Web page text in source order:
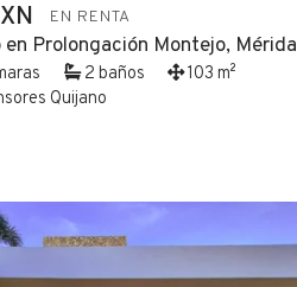
EN RENTA
Prolongación Montejo, Mérida
2 baños
103 m²
Quijano